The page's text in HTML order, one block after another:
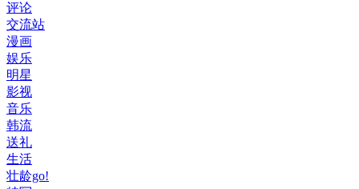
评论
交流站
漫画
娱乐
明星
影视
音乐
韩流
送礼
生活
壮龄go!